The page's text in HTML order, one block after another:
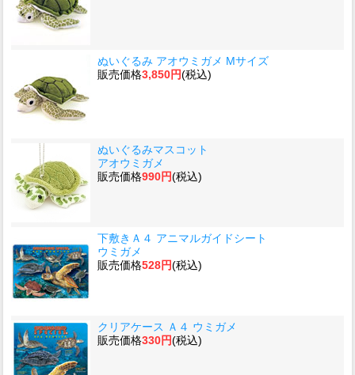
ぬいぐるみ アオウミガメ Mサイズ
販売価格3,850円(税込)
ぬいぐるみマスコット
アオウミガメ
販売価格990円(税込)
下敷きＡ４ アニマルガイドシート
ウミガメ
販売価格528円(税込)
クリアケース Ａ４ ウミガメ
販売価格330円(税込)